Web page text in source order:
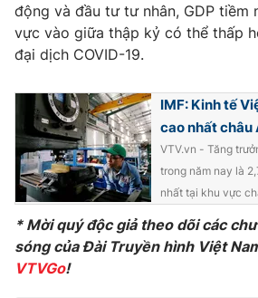
Theo dõi báo trên
Cơ quan chủ quản:Đài Truyền hình Việt
Cơ quan báo chí:Thời báo VTV
Giấy phép hoạt động báo in và báo
cấp ngày 29/12/2023
Phó Tổng Biên tập:
Nguyễn Thị Mỹ Hạnh,
Nguyễn Trọng Ninh
động và đầu tư tư nhân, GDP tiềm
vực vào giữa thập kỷ có thể thấp
đại dịch COVID-19.
IMF: Kinh tế
cao nhất châu
VTV.vn - Tăng
trong năm nay là
nhất tại khu vực
* Mời quý độc giả theo dõi các
sóng của Đài Truyền hình Việt
VTVGo!